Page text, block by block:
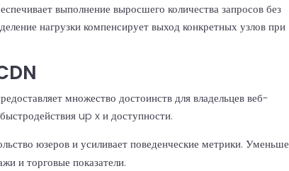
выполнение выросшего количества запросов без
нагрузки компенсирует выход конкретных узлов при
множество достоинств для владельцев веб-
up x и доступности.
юзеров и усиливает поведенческие метрики.
и торговые показатели.